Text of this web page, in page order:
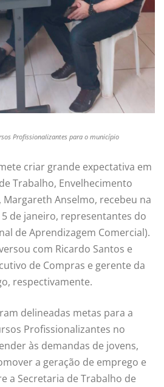
Profissionalizantes para o município
criar grande expectativa em
Trabalho, Envelhecimento
Margareth Anselmo, recebeu na
de janeiro, representantes do
de Aprendizagem Comercial).
com Ricardo Santos e
de Compras e gerente da
respectivamente.
delineadas metas para a
Profissionalizantes no
às demandas de jovens,
a geração de emprego e
a Secretaria de Trabalho de